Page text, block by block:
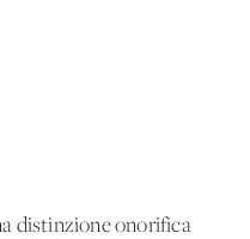
distinzione onorifica